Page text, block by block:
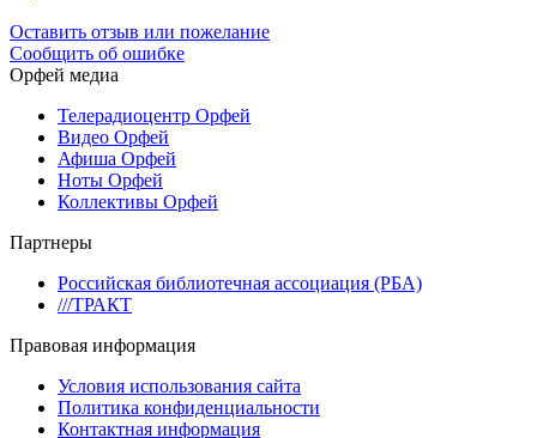
Оставить отзыв или пожелание
Сообщить об ошибке
Орфей медиа
Телерадиоцентр Орфей
Видео Орфей
Афиша Орфей
Ноты Орфей
Коллективы Орфей
Партнеры
Российская библиотечная ассоциация (РБА)
///ТРАКТ
Правовая информация
Условия использования сайта
Политика конфиденциальности
Контактная информация